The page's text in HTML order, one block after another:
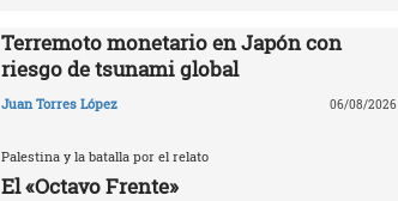
Terremoto monetario en Japón con
riesgo de tsunami global
Juan Torres López 06/08/2026
Palestina y la batalla por el relato
El «Octavo Frente»